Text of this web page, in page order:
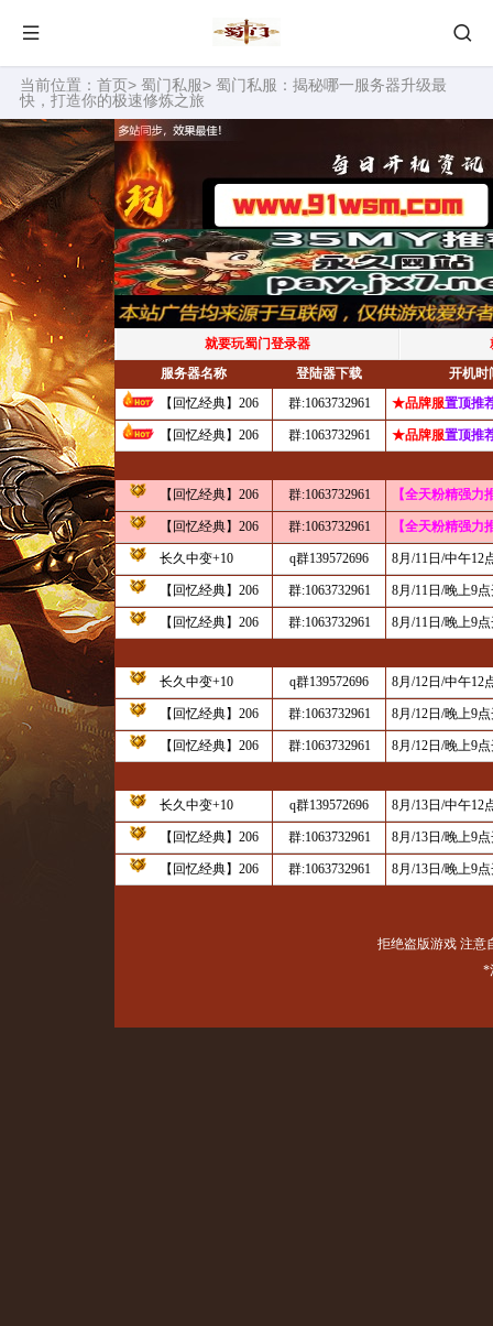
当前位置： 首页> 蜀门私服> 蜀门私服：揭秘哪一服务器升级最
快，打造你的极速修炼之旅